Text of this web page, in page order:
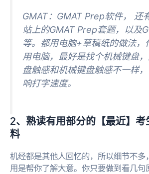
GMAT：GMAT Prep软件， 还
站上的GMAT Prep套题，以及
等。都用电脑+草稿纸的做法，
用电脑，最好是找个机械键盘
盘触感和机械键盘触感不一样
响打字速度。
2、熟读有用部分的【最近】
料
机经都是其他人回忆的，所以细节不多
用是帮你了解大意。你只要做到看几句